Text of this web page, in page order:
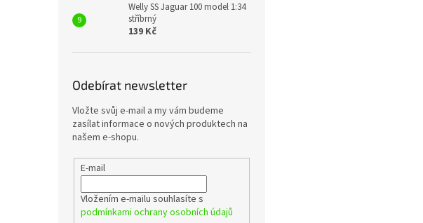
Welly SS Jaguar 100 model 1:34
stříbrný
139 Kč
Odebírat newsletter
Vložte svůj e-mail a my vám budeme
zasílat informace o nových produktech na
našem e-shopu.
E-mail
Vložením e-mailu souhlasíte s
podmínkami ochrany osobních údajů